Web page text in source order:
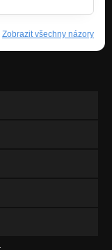
Zobrazit všechny názory